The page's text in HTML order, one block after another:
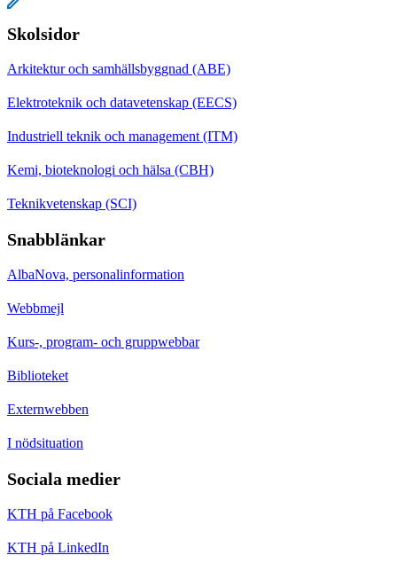
Skolsidor
Arkitektur och samhällsbyggnad (ABE)
Elektroteknik och datavetenskap (EECS)
Industriell teknik och management (ITM)
Kemi, bioteknologi och hälsa (CBH)
Teknikvetenskap (SCI)
Snabblänkar
AlbaNova, personalinformation
Webbmejl
Kurs-, program- och gruppwebbar
Biblioteket
Externwebben
I nödsituation
Sociala medier
KTH på Facebook
KTH på LinkedIn